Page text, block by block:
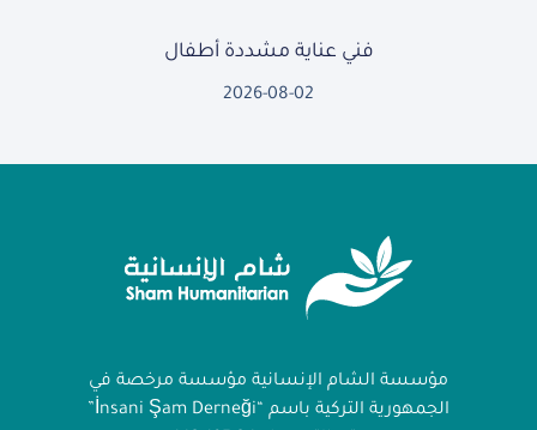
فني عناية مشددة أطفال
2026-08-02
مؤسسة الشام الإنسانية مؤسسة مرخصة في
الجمهورية التركية باسم “İnsani Şam Derneği”